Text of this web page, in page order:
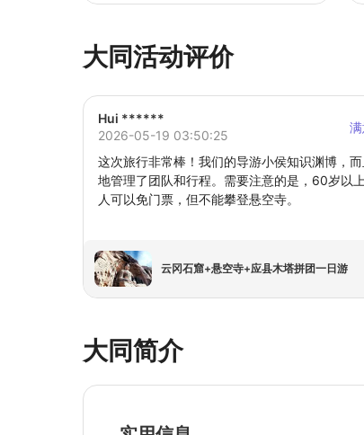
大同活动评价
Hui ******
2026-05-19 03:50:25
这次旅行非常棒！我们的导游小侯知识渊博，
地管理了团队和行程。需要注意的是，60岁以
人可以免门票，但不能攀登悬空寺。
云冈石窟+悬空寺+应县木塔拼团一日游
大同简介